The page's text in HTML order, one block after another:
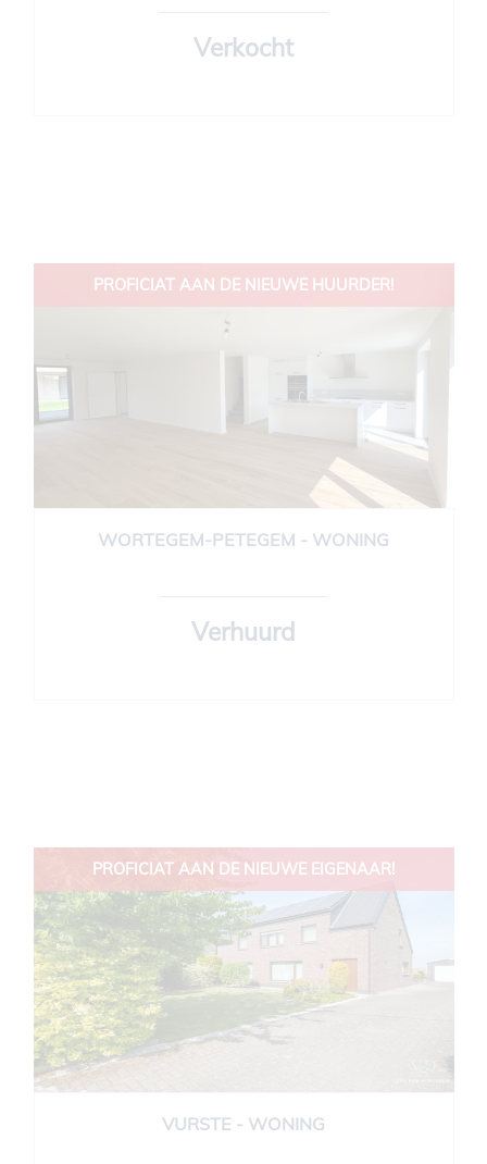
Verkocht
PROFICIAT AAN DE NIEUWE HUURDER!
148 m² 3 1
WORTEGEM-PETEGEM - WONING
Verhuurd
PROFICIAT AAN DE NIEUWE EIGENAAR!
350 m² 4 1
VURSTE - WONING